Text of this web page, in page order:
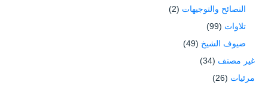
النصائح والتوجيهات (2)
تلاوات (99)
ضيوف الشيخ (49)
غير مصنف (34)
مرئيات (26)